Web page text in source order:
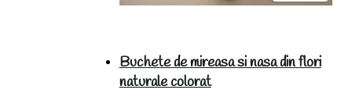
Buchete de mireasa si nasa din flori
naturale colorat